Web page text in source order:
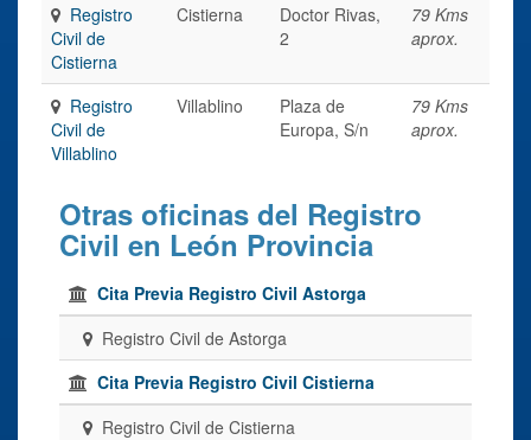
Registro
Civil de
Cistierna
Cistierna
Doctor Rivas,
2
79 Kms
aprox.
Registro
Civil de
Villablino
Villablino
Plaza de
Europa, S/n
79 Kms
aprox.
Otras oficinas del Registro
Civil en León Provincia
Cita Previa Registro Civil Astorga
Registro Civil de Astorga
Cita Previa Registro Civil Cistierna
Registro Civil de Cistierna